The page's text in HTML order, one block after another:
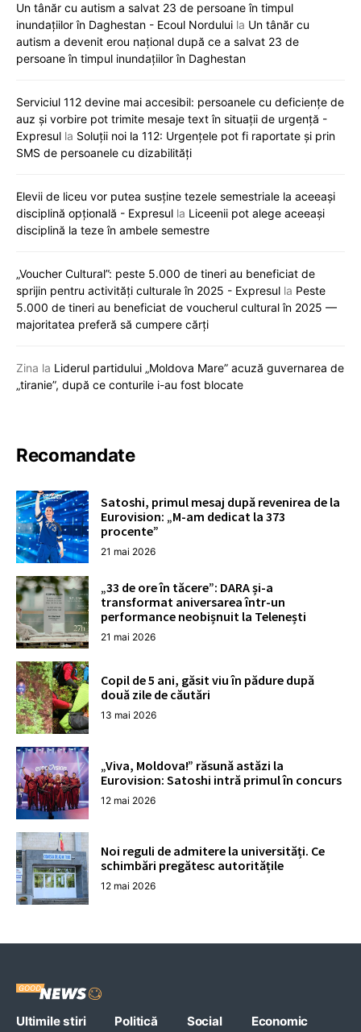
Un tânăr cu autism a salvat 23 de persoane în timpul
inundațiilor în Daghestan - Ecoul Nordului la Un tânăr cu
autism a devenit erou național după ce a salvat 23 de
persoane în timpul inundațiilor în Daghestan
Serviciul 112 devine mai accesibil: persoanele cu deficiențe de
auz și vorbire pot trimite mesaje text în situații de urgență -
Expresul la Soluții noi la 112: Urgențele pot fi raportate și prin
SMS de persoanele cu dizabilități
Elevii de liceu vor putea susține tezele semestriale la aceeași
disciplină opțională - Expresul la Liceenii pot alege aceeași
disciplină la teze în ambele semestre
„Voucher Cultural”: peste 5.000 de tineri au beneficiat de
sprijin pentru activități culturale în 2025 - Expresul la Peste
5.000 de tineri au beneficiat de voucherul cultural în 2025 —
majoritatea preferă să cumpere cărți
Zina la Liderul partidului „Moldova Mare” acuză guvernarea de
„tiranie”, după ce conturile i-au fost blocate
Recomandate
Satoshi, primul mesaj după revenirea de la
Eurovision: „M-am dedicat la 373
procente”
21 mai 2026
„33 de ore în tăcere”: DARA și-a
transformat aniversarea într-un
performance neobișnuit la Telenești
21 mai 2026
Copil de 5 ani, găsit viu în pădure după
două zile de căutări
13 mai 2026
„Viva, Moldova!” răsună astăzi la
Eurovision: Satoshi intră primul în concurs
12 mai 2026
Noi reguli de admitere la universități. Ce
schimbări pregătesc autoritățile
12 mai 2026
Ultimile stiri Politică Social
Economic